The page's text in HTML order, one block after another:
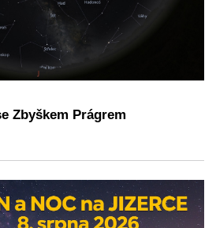
Zbyškem Prágrem